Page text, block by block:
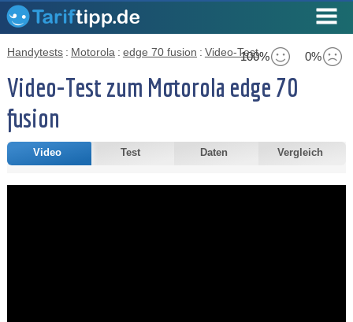
100% 0%
Handytests : Motorola : edge 70 fusion : Video-Test
Video-Test zum Motorola edge 70
fusion
Video Test Daten Vergleich